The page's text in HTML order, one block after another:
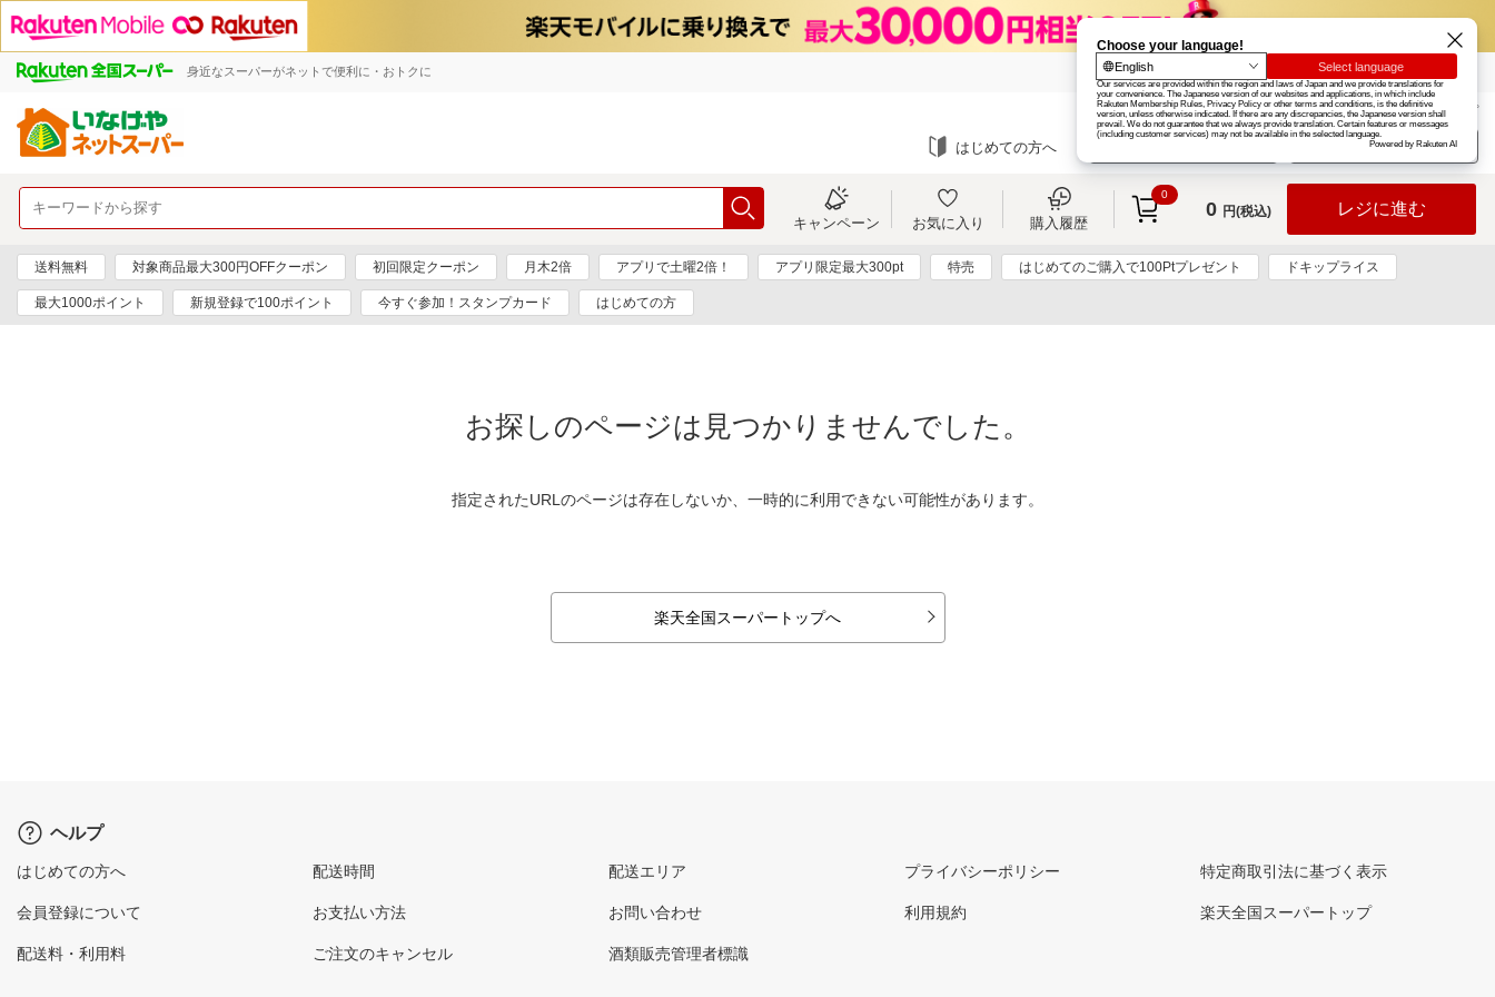
身近なスーパーがネットで便利に・おトクに 楽天グループ カード
お知らせ ヘルプ
はじめての方へ ログイン
キャンペーン お気に入り 購入履歴
0
0 円(税込) レジに進む
送料無料 対象商品最大300円OFFクーポン 初回限定クーポン 月木2倍 アプリで土曜2倍！ アプリ限定最大300pt 特売 はじめてのご購入で100Ptプレゼント ドキップライス
最大1000ポイント 新規登録で100ポイント 今すぐ参加！スタンプカード はじめての方
お探しのページは見つかりませんでした。
指定されたURLのページは存在しないか、一時的に利用できない可能性があります。
楽天全国スーパートップへ
ヘルプ
はじめての方へ
会員登録について
配送料・利用料
配送時間
お支払い方法
ご注文のキャンセル
配送エリア
お問い合わせ
酒類販売管理者標識
プライバシーポリシー
利用規約
特定商取引法に基づく表示
楽天全国スーパートップ